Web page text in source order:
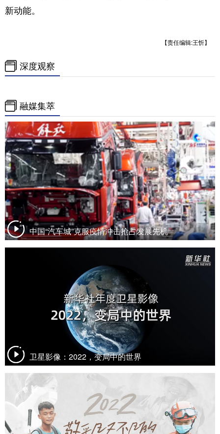
新动能。
【责任编辑:王忻】
深度观察
融媒集萃
中国“汽车城”克服疫情冲击抢占发展先机
卫星影像：2022，变局中的世界